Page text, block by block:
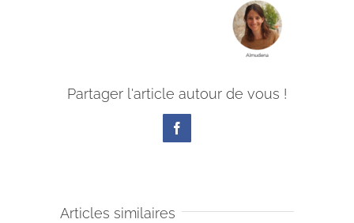
Partager l'article autour de vous !
Facebook
Articles similaires